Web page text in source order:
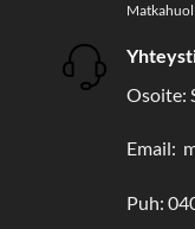
Osoite:
Email:
Puh: